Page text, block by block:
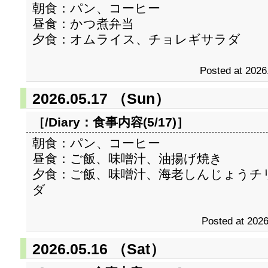
朝食：パン、コーヒー
昼食：かつ煮弁当
夕食：オムライス、チョレギサラダ
Posted at
2026.05.17 （Sun）
［/Diary： 食事内容(5/17)］
朝食：パン、コーヒー
昼食：ご飯、味噌汁、油揚げ焼き
夕食：ご飯、味噌汁、海老しんじょう
ダ
Posted at
2026.05.16 （Sat）